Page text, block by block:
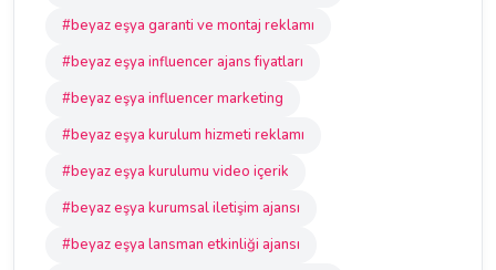
#beyaz eşya garanti ve montaj reklamı
#beyaz eşya influencer ajans fiyatları
#beyaz eşya influencer marketing
#beyaz eşya kurulum hizmeti reklamı
#beyaz eşya kurulumu video içerik
#beyaz eşya kurumsal iletişim ajansı
#beyaz eşya lansman etkinliği ajansı